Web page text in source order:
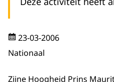
23-03-2006
Nationaal
Zijne Hoogheid Prins